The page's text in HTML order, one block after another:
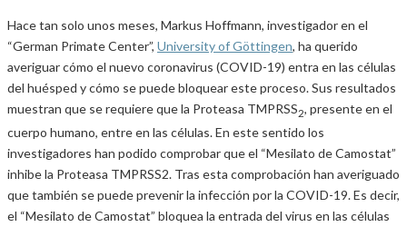
Hace tan solo unos meses, Markus Hoffmann, investigador en el
“German Primate Center”, University of Göttingen, ha querido
averiguar cómo el nuevo coronavirus (COVID-19) entra en las células
del huésped y cómo se puede bloquear este proceso. Sus resultados
muestran que se requiere que la Proteasa TMPRSS2, presente en el
cuerpo humano, entre en las células. En este sentido los
investigadores han podido comprobar que el “Mesilato de Camostat”
inhibe la Proteasa TMPRSS2. Tras esta comprobación han averiguado
que también se puede prevenir la infección por la COVID-19. Es decir,
el “Mesilato de Camostat” bloquea la entrada del virus en las células